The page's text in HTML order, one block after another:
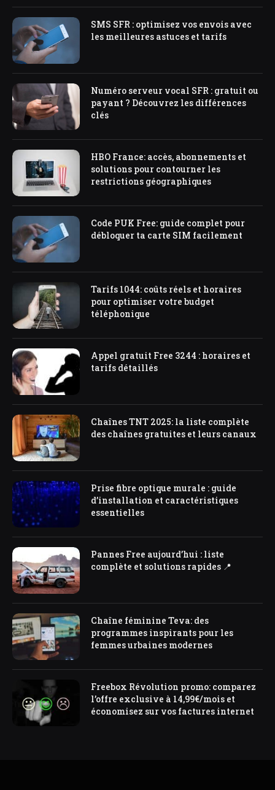
SMS SFR : optimisez vos envois avec
les meilleures astuces et tarifs
Numéro serveur vocal SFR : gratuit ou
payant ? Découvrez les différences
clés
HBO France: accès, abonnements et
solutions pour contourner les
restrictions géographiques
Code PUK Free: guide complet pour
débloquer ta carte SIM facilement
Tarifs 1044: coûts réels et horaires
pour optimiser votre budget
téléphonique
Appel gratuit Free 3244 : horaires et
tarifs détaillés
Chaînes TNT 2025: la liste complète
des chaînes gratuites et leurs canaux
Prise fibre optique murale : guide
d’installation et caractéristiques
essentielles
Pannes Free aujourd’hui : liste
complète et solutions rapides 📍
Chaîne féminine Teva: des
programmes inspirants pour les
femmes urbaines modernes
Freebox Révolution promo: comparez
l’offre exclusive à 14,99€/mois et
économisez sur vos factures internet